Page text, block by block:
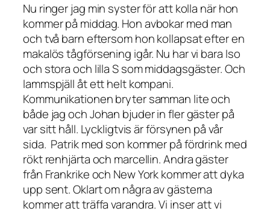
Nu ringer jag min syster för att kolla när hon
kommer på middag. Hon avbokar med man
och två barn eftersom hon kollapsat efter en
makalös tågförsening igår. Nu har vi bara Iso
och stora och lilla S som middagsgäster. Och
lammspjäll åt ett helt kompani.
Kommunikationen bryter samman lite och
både jag och Johan bjuder in fler gäster på
var sitt håll. Lyckligtvis är försynen på vår
sida. Patrik med son kommer på fördrink med
rökt renhjärta och marcellin. Andra gäster
från Frankrike och New York kommer att dyka
upp sent. Oklart om några av gästerna
kommer att träffa varandra. Vi inser att vi